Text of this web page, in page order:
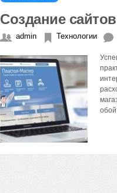
Создание
admin Технологии